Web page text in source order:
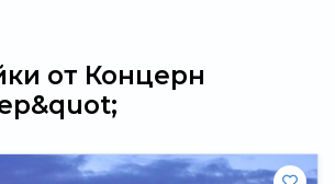
от Концерн